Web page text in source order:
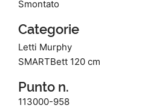
Smontato
Categorie
Letti Murphy
SMARTBett 120 cm
Punto n.
113000-958